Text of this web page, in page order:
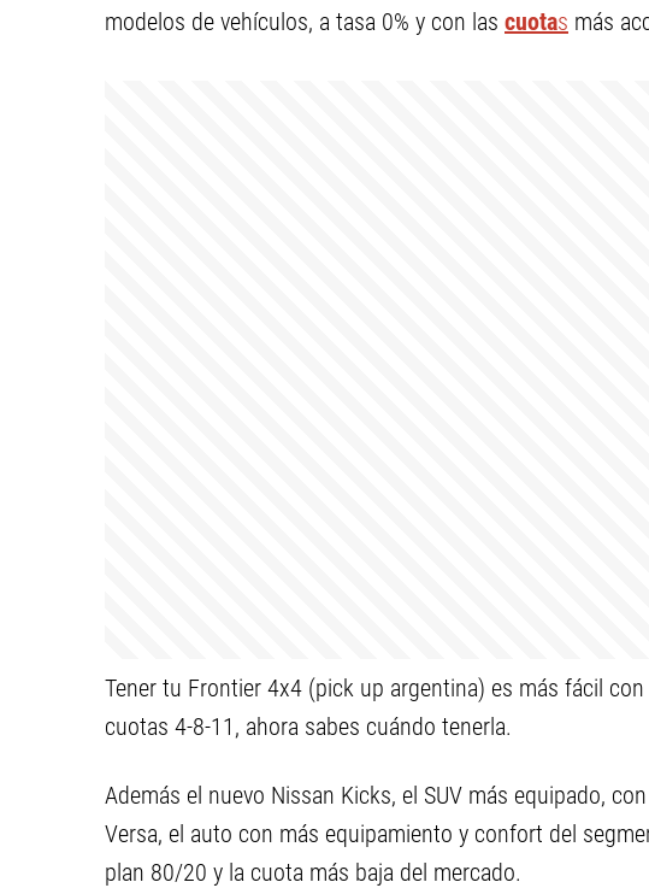
modelos de vehículos, a tasa 0% y con las cuotas más
Tener tu Frontier 4x4 (pick up argentina) es más fácil
cuotas 4-8-11, ahora sabes cuándo tenerla.
Además el nuevo Nissan Kicks, el SUV más equipado,
Versa, el auto con más equipamiento y confort del
plan 80/20 y la cuota más baja del mercado.